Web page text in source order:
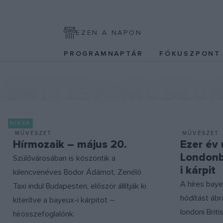
EZEN A NAPON
PROGRAMNAPTÁR FÓKUSZPONT
HÍREK
MŰVÉSZET
Hírmozaik – május 20.
Szülővárosában is köszöntik a
kilencvenéves Bodor Ádámot, Zenélő
Taxi indul Budapesten, először állítják ki
kiterítve a bayeux-i kárpitot –
hírösszefoglalónk.
MŰVÉSZET
Ezer év
i kárpit
A híres
hódítást
londoni